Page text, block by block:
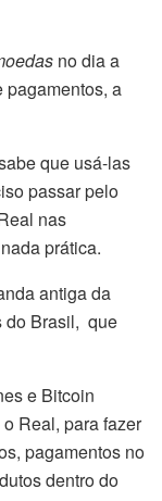
no dia a
pagamentos, a
que usá-las
passar pelo
nas
prática.
antiga da
do Brasil, que
e Bitcoin
Real, para fazer
pagamentos no
dentro do